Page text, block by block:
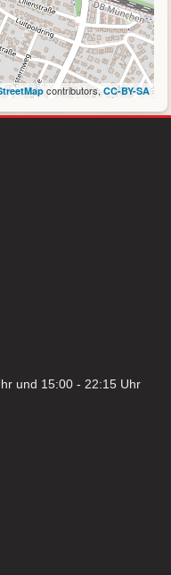
contributors,CC-BY-SA
und 15:00 - 22:15 Uhr